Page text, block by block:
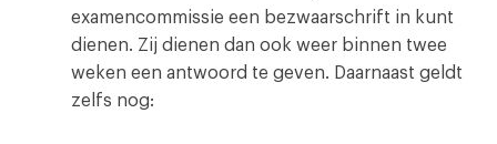
examencommissie een bezwaarschrift in kunt
dienen. Zij dienen dan ook weer binnen twee
weken een antwoord te geven. Daarnaast geldt
zelfs nog: